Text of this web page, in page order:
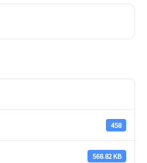
458
568.82 KB